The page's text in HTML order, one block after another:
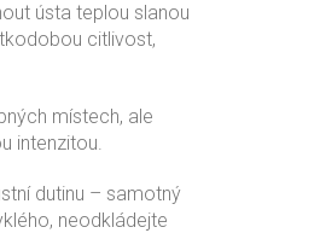
ústa teplou slanou
citlivost,
místech, ale
intenzitou.
dutinu – samotný
neodkládejte